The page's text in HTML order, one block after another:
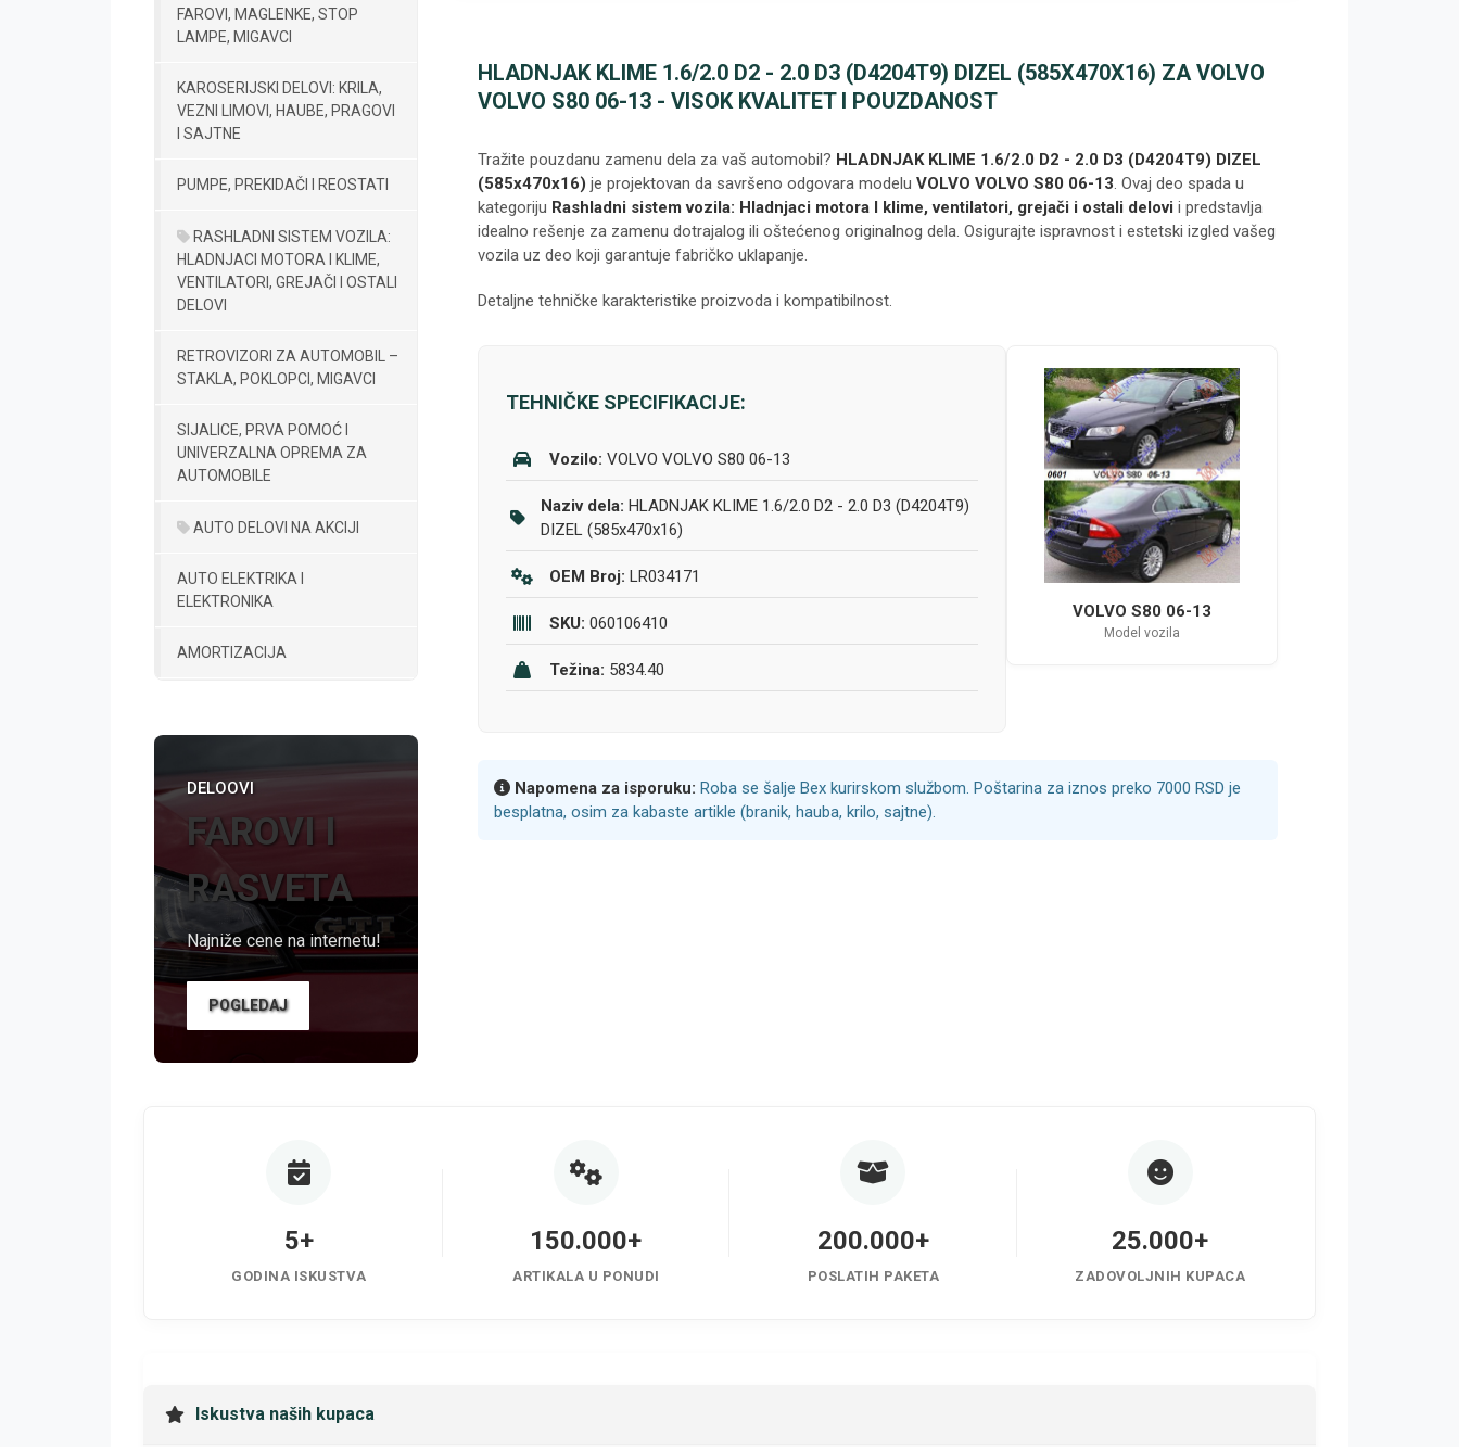
FAROVI, MAGLENKE, STOP
LAMPE, MIGAVCI
KAROSERIJSKI DELOVI: KRILA,
VEZNI LIMOVI, HAUBE, PRAGOVI
I SAJTNE
PUMPE, PREKIDAČI I REOSTATI
RASHLADNI SISTEM VOZILA:
HLADNJACI MOTORA I KLIME,
VENTILATORI, GREJAČI I OSTALI
DELOVI
RETROVIZORI ZA AUTOMOBIL –
STAKLA, POKLOPCI, MIGAVCI
SIJALICE, PRVA POMOĆ I
UNIVERZALNA OPREMA ZA
AUTOMOBILE
AUTO DELOVI NA AKCIJI
AUTO ELEKTRIKA I
ELEKTRONIKA
AMORTIZACIJA
DELOOVI
FAROVI I
RASVETA
Najniže cene na internetu!
POGLEDAJ
HLADNJAK KLIME 1.6/2.0 D2 - 2.0 D3 (D4204T9) DIZEL (585X470X16) ZA VOLVO
VOLVO S80 06-13 - VISOK KVALITET I POUZDANOST
Tražite pouzdanu zamenu dela za vaš automobil? HLADNJAK KLIME 1.6/2.0 D2 - 2.0 D3 (D4204T9) DIZEL
(585x470x16) je projektovan da savršeno odgovara modelu VOLVO VOLVO S80 06-13. Ovaj deo spada u
kategoriju Rashladni sistem vozila: Hladnjaci motora I klime, ventilatori, grejači i ostali delovi i predstavlja
idealno rešenje za zamenu dotrajalog ili oštećenog originalnog dela. Osigurajte ispravnost i estetski izgled vašeg
vozila uz deo koji garantuje fabričko uklapanje.
Detaljne tehničke karakteristike proizvoda i kompatibilnost.
TEHNIČKE SPECIFIKACIJE:
Vozilo: VOLVO VOLVO S80 06-13
Naziv dela: HLADNJAK KLIME 1.6/2.0 D2 - 2.0 D3 (D4204T9)
DIZEL (585x470x16)
OEM Broj: LR034171
SKU: 060106410
Težina: 5834.40
VOLVO S80 06-13
Model vozila
Napomena za isporuku: Roba se šalje Bex kurirskom službom. Poštarina za iznos preko 7000 RSD je
besplatna, osim za kabaste artikle (branik, hauba, krilo, sajtne).
5+
GODINA ISKUSTVA
150.000+
ARTIKALA U PONUDI
200.000+
POSLATIH PAKETA
25.000+
ZADOVOLJNIH KUPACA
Iskustva naših kupaca